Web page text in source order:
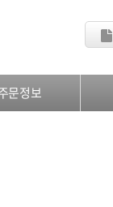
문정보